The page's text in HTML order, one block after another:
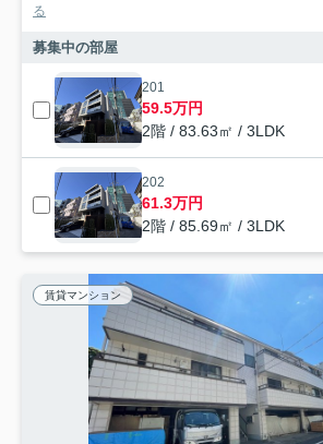
る
募集中の部屋
201
59.5万円
2階 / 83.63㎡ / 3LDK
202
61.3万円
2階 / 85.69㎡ / 3LDK
賃貸マンション